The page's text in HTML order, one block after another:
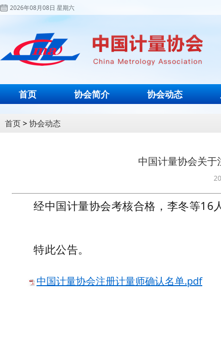
2026年08月08日 星期六
首页 协会简介 协会动态
首页>协会动态
中国计量协会关
经中国计量协会考核合格，李冬等16
特此公告。
中国计量协会注册计量师确认名单.pdf